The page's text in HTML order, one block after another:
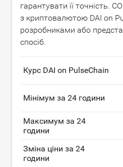
гарантувати її точність.
з криптовалютою DAI on
розробниками або
спосіб.
Курс DAI on PulseChain
Мінімум за 24 години
Максимум за 24
години
Зміна ціни за 24
години